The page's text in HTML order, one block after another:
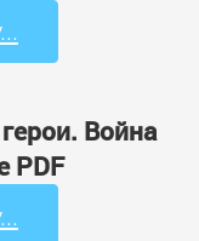
Война
PDF